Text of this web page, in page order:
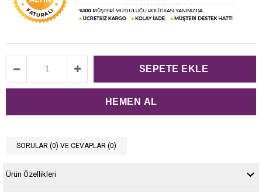
SORULAR (0) VE CEVAPLAR (0)
Ürün Özellikleri